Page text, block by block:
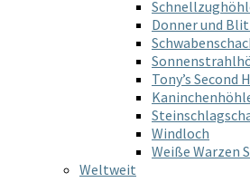
Donner und
Tony’s Second
Windloch
Weiße Warzen
Weltweit